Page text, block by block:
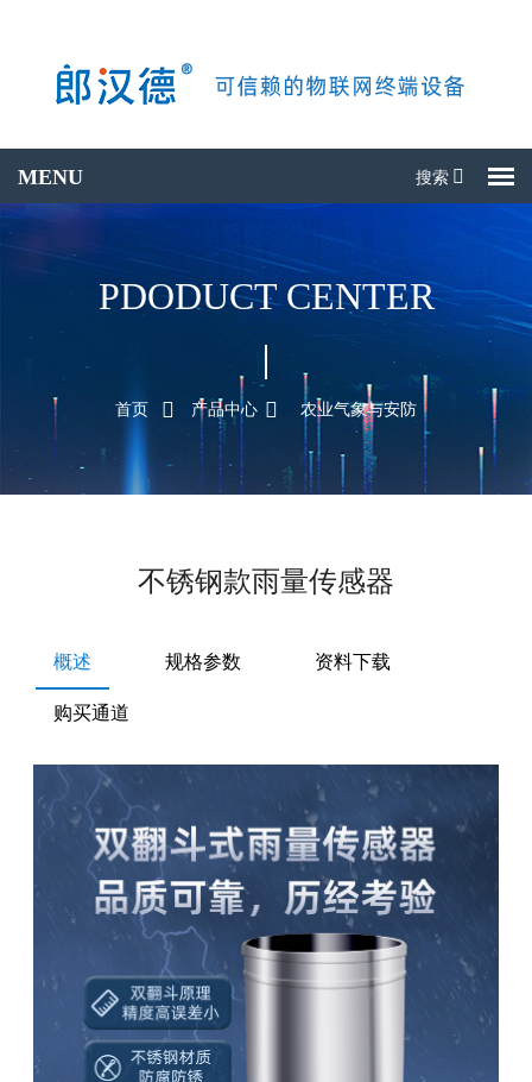
搜索
PDODUCT CENTER
首页 产品中心 农业气象与安防
不锈钢款雨量传感器
概述 规格参数 资料下载
购买通道